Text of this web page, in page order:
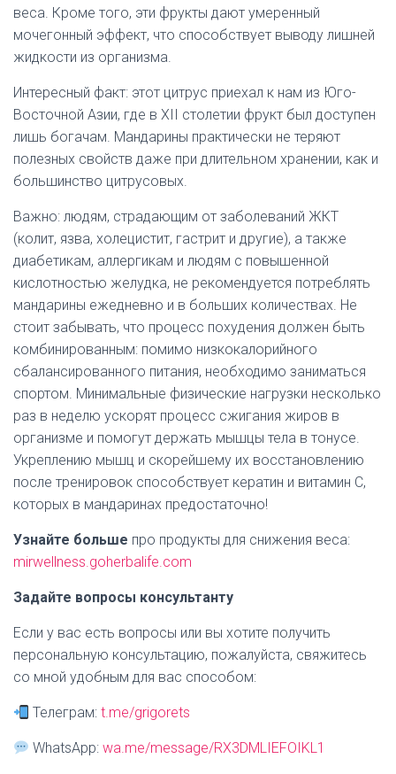
веса. Кроме того, эти фрукты дают умеренный
мочегонный эффект, что способствует выводу лишней
жидкости из организма.
Интересный факт: этот цитрус приехал к нам из Юго-
Восточной Азии, где в XII столетии фрукт был доступен
лишь богачам. Мандарины практически не теряют
полезных свойств даже при длительном хранении, как и
большинство цитрусовых.
Важно: людям, страдающим от заболеваний ЖКТ
(колит, язва, холецистит, гастрит и другие), а также
диабетикам, аллергикам и людям с повышенной
кислотностью желудка, не рекомендуется потреблять
мандарины ежедневно и в больших количествах. Не
стоит забывать, что процесс похудения должен быть
комбинированным: помимо низкокалорийного
сбалансированного питания, необходимо заниматься
спортом. Минимальные физические нагрузки несколько
раз в неделю ускорят процесс сжигания жиров в
организме и помогут держать мышцы тела в тонусе.
Укреплению мышц и скорейшему их восстановлению
после тренировок способствует кератин и витамин С,
которых в мандаринах предостаточно!
Узнайте больше про продукты для снижения веса:
mirwellness.goherbalife.com
Задайте вопросы консультанту
Если у вас есть вопросы или вы хотите получить
персональную консультацию, пожалуйста, свяжитесь
со мной удобным для вас способом:
Телеграм:t.me/grigorets
WhatsApp:wa.me/message/RX3DMLIEFOIKL1